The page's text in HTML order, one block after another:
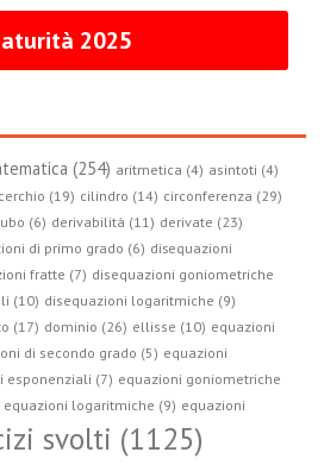
2025
(254) aritmetica (4) asintoti (4)
cerchio (19) cilindro (14) circonferenza (29)
(6) derivabilità (11) derivate (23)
di primo grado (6) disequazioni
fratte (7) disequazioni goniometriche
(10) disequazioni logaritmiche (9)
(17) dominio (26) ellisse (10) equazioni
di secondo grado (5) equazioni
esponenziali (7) equazioni goniometriche
equazioni logaritmiche (9) equazioni
svolti (1125)